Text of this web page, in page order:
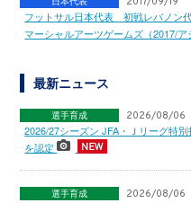
フットサル日本代表 初戦レバノン
マーシャルアーツゲームズ（2017/
最新ニュース
選手育成 2026/08/06
2026/27シーズン JFA・Ｊリーグ特
を認定
選手育成 2026/08/06